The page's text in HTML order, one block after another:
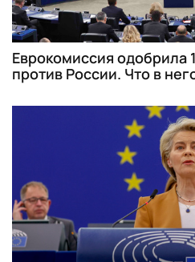
Еврокомиссия одобрила
против России. Что в